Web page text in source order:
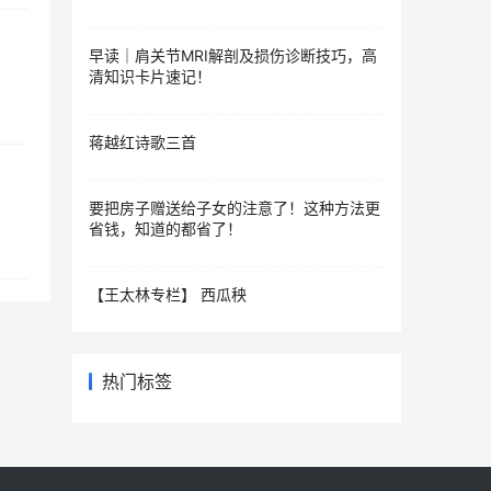
早读｜肩关节MRI解剖及损伤诊断技巧，高
清知识卡片速记！
蒋越红诗歌三首
要把房子赠送给子女的注意了！这种方法更
省钱，知道的都省了！
【王太林专栏】 西瓜秧
热门标签